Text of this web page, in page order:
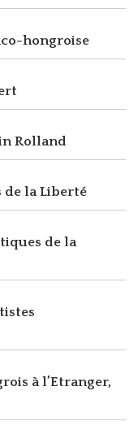
hongroise
Rolland
de la Liberté
de la
à l’Etranger,